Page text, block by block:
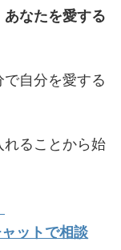
なたを愛する
自分を愛する
れることから始
ットで相談